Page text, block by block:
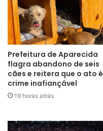
Prefeitura de Aparecida
flagra abandono de seis
cães e reitera que o ato é
crime inafiançável
19 horas atrás